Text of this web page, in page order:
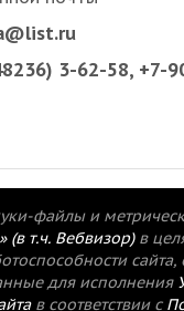
3-62-58, +7-
файлы и
(в т.ч. Вебвизор) в
для исполнения
в соответствии с